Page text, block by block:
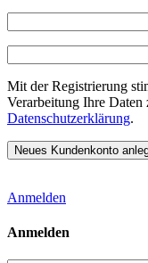
Mit der Registrierung
Verarbeitung Ihre Daten
Datenschutzerklärung.
Anmelden
Anmelden